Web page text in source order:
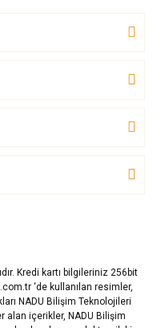
Kredi kartı bilgileriniz 256bit
‘de kullanılan resimler,
NADU Bilişim Teknolojileri
alan içerikler, NADU Bilişim